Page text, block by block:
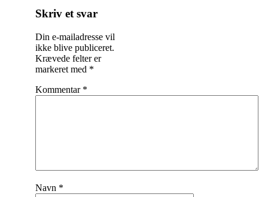
Skriv et svar
Din e-mailadresse vil
ikke blive publiceret.
Krævede felter er
markeret med *
Kommentar *
Navn *